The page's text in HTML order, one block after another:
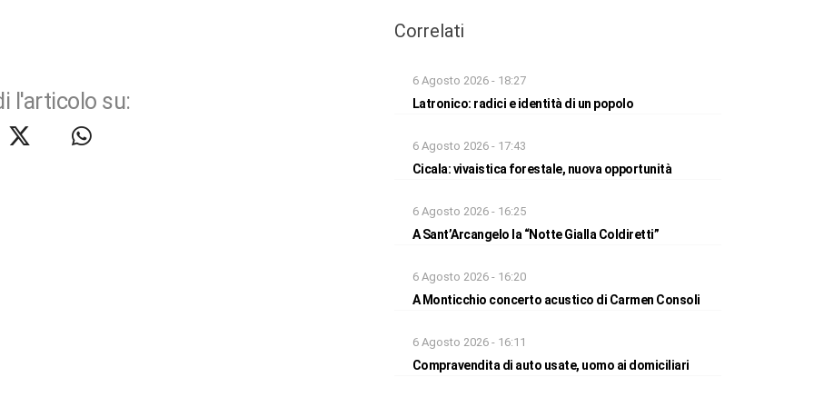
l'articolo su:
Correlati
6 Agosto 2026 - 18:27
Latronico: radici e identità di un popolo
6 Agosto 2026 - 17:43
Cicala: vivaistica forestale, nuova opportunità
6 Agosto 2026 - 16:25
A Sant’Arcangelo la “Notte Gialla Coldiretti”
6 Agosto 2026 - 16:20
A Monticchio concerto acustico di Carmen Consoli
6 Agosto 2026 - 16:11
Compravendita di auto usate, uomo ai domiciliari